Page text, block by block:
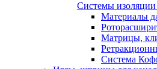
Системы изоляции
Материалы
Матрицы,
Система